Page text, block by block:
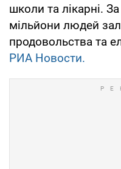
школи та лікарні.
мільйони людей
продовольства та
РИА Новости.